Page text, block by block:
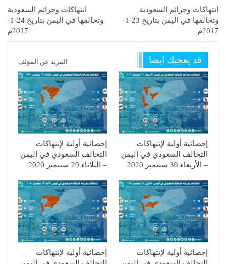
انتهاكات وجرائم السعودية
وتحالفها في اليمن بتاريخ 23-1-
2017م
انتهاكات وجرائم السعودية
وتحالفها في اليمن بتاريخ 24-1-
2017م
قد يعجبك ايضا المزيد عن المؤلف
إحصائية أولية لإنتهاكات
التحالف السعودي في اليمن
– الأربعاء 30 سبتمبر 2020
إحصائية أولية لإنتهاكات
التحالف السعودي في اليمن
– الثلاثاء 29 سبتمبر 2020
إحصائية أولية لإنتهاكات
إحصائية أولية لإنتهاكات